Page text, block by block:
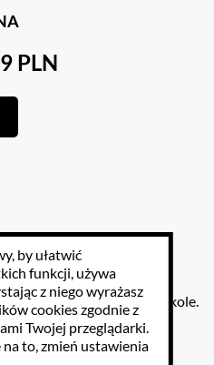
PLN
linie (3 mm).
na mocne uderzenia.
intensywnego użytku w szkole.
cm i wysokości 78 cm
by ułatwić
funkcji, używa
z niego wyrażasz
cookies zgodnie z
Twojej przeglądarki.
na to, zmień ustawienia